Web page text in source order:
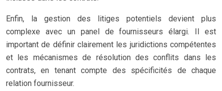
Enfin, la gestion des litiges potentiels devient plus
complexe avec un panel de fournisseurs élargi. Il est
important de définir clairement les juridictions compétentes
et les mécanismes de résolution des conflits dans les
contrats, en tenant compte des spécificités de chaque
relation fournisseur.